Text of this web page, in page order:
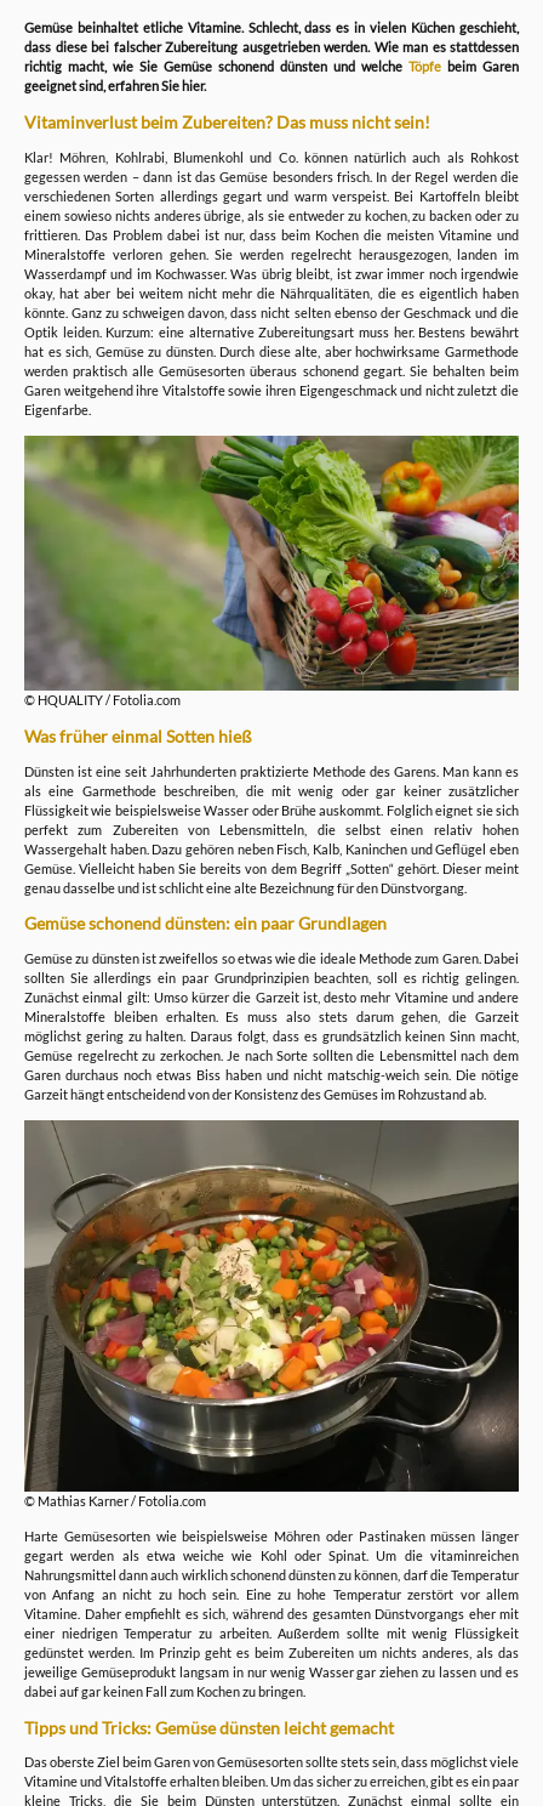
Gemüse beinhaltet etliche Vitamine. Schlecht, dass es in vielen Küchen geschieht,
dass diese bei falscher Zubereitung ausgetrieben werden. Wie man es stattdessen
richtig macht, wie Sie Gemüse schonend dünsten und welche Töpfe beim Garen
geeignet sind, erfahren Sie hier.
Vitaminverlust beim Zubereiten? Das muss nicht sein!
Klar! Möhren, Kohlrabi, Blumenkohl und Co. können natürlich auch als Rohkost
gegessen werden – dann ist das Gemüse besonders frisch. In der Regel werden die
verschiedenen Sorten allerdings gegart und warm verspeist. Bei Kartoffeln bleibt
einem sowieso nichts anderes übrige, als sie entweder zu kochen, zu backen oder zu
frittieren. Das Problem dabei ist nur, dass beim Kochen die meisten Vitamine und
Mineralstoffe verloren gehen. Sie werden regelrecht herausgezogen, landen im
Wasserdampf und im Kochwasser. Was übrig bleibt, ist zwar immer noch irgendwie
okay, hat aber bei weitem nicht mehr die Nährqualitäten, die es eigentlich haben
könnte. Ganz zu schweigen davon, dass nicht selten ebenso der Geschmack und die
Optik leiden. Kurzum: eine alternative Zubereitungsart muss her. Bestens bewährt
hat es sich, Gemüse zu dünsten. Durch diese alte, aber hochwirksame Garmethode
werden praktisch alle Gemüsesorten überaus schonend gegart. Sie behalten beim
Garen weitgehend ihre Vitalstoffe sowie ihren Eigengeschmack und nicht zuletzt die
Eigenfarbe.
© HQUALITY / Fotolia.com
Was früher einmal Sotten hieß
Dünsten ist eine seit Jahrhunderten praktizierte Methode des Garens. Man kann es
als eine Garmethode beschreiben, die mit wenig oder gar keiner zusätzlicher
Flüssigkeit wie beispielsweise Wasser oder Brühe auskommt. Folglich eignet sie sich
perfekt zum Zubereiten von Lebensmitteln, die selbst einen relativ hohen
Wassergehalt haben. Dazu gehören neben Fisch, Kalb, Kaninchen und Geflügel eben
Gemüse. Vielleicht haben Sie bereits von dem Begriff „Sotten“ gehört. Dieser meint
genau dasselbe und ist schlicht eine alte Bezeichnung für den Dünstvorgang.
Gemüse schonend dünsten: ein paar Grundlagen
Gemüse zu dünsten ist zweifellos so etwas wie die ideale Methode zum Garen. Dabei
sollten Sie allerdings ein paar Grundprinzipien beachten, soll es richtig gelingen.
Zunächst einmal gilt: Umso kürzer die Garzeit ist, desto mehr Vitamine und andere
Mineralstoffe bleiben erhalten. Es muss also stets darum gehen, die Garzeit
möglichst gering zu halten. Daraus folgt, dass es grundsätzlich keinen Sinn macht,
Gemüse regelrecht zu zerkochen. Je nach Sorte sollten die Lebensmittel nach dem
Garen durchaus noch etwas Biss haben und nicht matschig-weich sein. Die nötige
Garzeit hängt entscheidend von der Konsistenz des Gemüses im Rohzustand ab.
© Mathias Karner / Fotolia.com
Harte Gemüsesorten wie beispielsweise Möhren oder Pastinaken müssen länger
gegart werden als etwa weiche wie Kohl oder Spinat. Um die vitaminreichen
Nahrungsmittel dann auch wirklich schonend dünsten zu können, darf die Temperatur
von Anfang an nicht zu hoch sein. Eine zu hohe Temperatur zerstört vor allem
Vitamine. Daher empfiehlt es sich, während des gesamten Dünstvorgangs eher mit
einer niedrigen Temperatur zu arbeiten. Außerdem sollte mit wenig Flüssigkeit
gedünstet werden. Im Prinzip geht es beim Zubereiten um nichts anderes, als das
jeweilige Gemüseprodukt langsam in nur wenig Wasser gar ziehen zu lassen und es
dabei auf gar keinen Fall zum Kochen zu bringen.
Tipps und Tricks: Gemüse dünsten leicht gemacht
Das oberste Ziel beim Garen von Gemüsesorten sollte stets sein, dass möglichst viele
Vitamine und Vitalstoffe erhalten bleiben. Um das sicher zu erreichen, gibt es ein paar
kleine Tricks, die Sie beim Dünsten unterstützen. Zunächst einmal sollte ein